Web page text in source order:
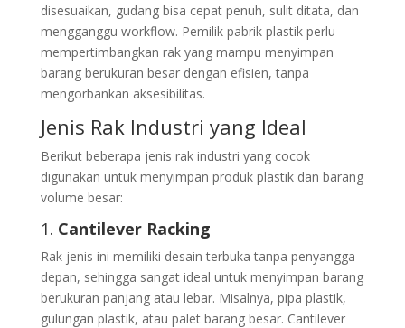
disesuaikan, gudang bisa cepat penuh, sulit ditata, dan
mengganggu workflow. Pemilik pabrik plastik perlu
mempertimbangkan rak yang mampu menyimpan
barang berukuran besar dengan efisien, tanpa
mengorbankan aksesibilitas.
Jenis Rak Industri yang Ideal
Berikut beberapa jenis rak industri yang cocok
digunakan untuk menyimpan produk plastik dan barang
volume besar:
1. Cantilever Racking
Rak jenis ini memiliki desain terbuka tanpa penyangga
depan, sehingga sangat ideal untuk menyimpan barang
berukuran panjang atau lebar. Misalnya, pipa plastik,
gulungan plastik, atau palet barang besar. Cantilever